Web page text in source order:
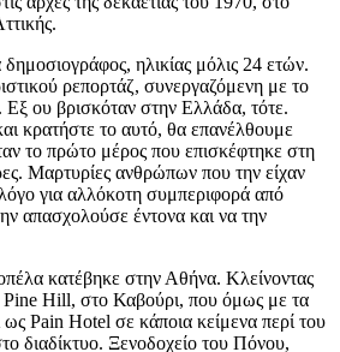
ηλικίας μόλις 24 ετών.
ρεπορτάζ, συνεργαζόμενη με το
ου βρισκόταν στην Ελλάδα, τότε.
κρατήστε το αυτό, θα επανέλθουμε
το πρώτο μέρος που επισκέφτηκε στη
Μαρτυρίες ανθρώπων που την είχαν
για αλλόκοτη συμπεριφορά από
απασχολούσε έντονα και να την
κατέβηκε στην Αθήνα. Κλείνοντας
Pine Hill, στο Καβούρι, που όμως με τα
ως Pain Hotel σε κάποια κείμενα περί του
διαδίκτυο. Ξενοδοχείο του Πόνου,